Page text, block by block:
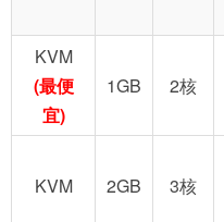
KVM
(最便
宜)
1GB 2核
KVM
2GB 3核